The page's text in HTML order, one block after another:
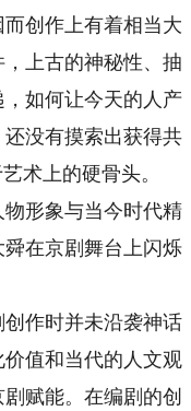
创作上有着相当大
上古的神秘性、抽
如何让今天的人产
没有摸索出获得共
术上的硬骨头。
形象与当今时代精
在京剧舞台上闪烁
作时并未沿袭神话
值和当代的人文观
赋能。在编剧的创